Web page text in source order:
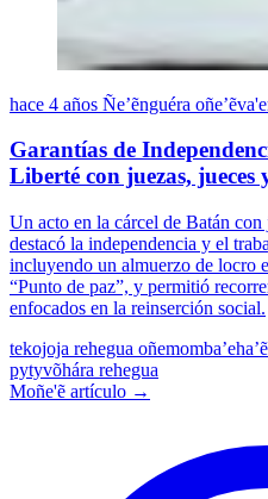
hace 4 años Ñe’ẽnguéra
Garantías de
Liberté con juezas, jueces
Un acto en la cárcel de Batán
destacó la independencia y el
incluyendo un almuerzo de locro
“Punto de paz”, y permitió
enfocados en la reinserción social.
tekojoja rehegua
pytyvõhára rehegua
Moñe'ẽ artículo →